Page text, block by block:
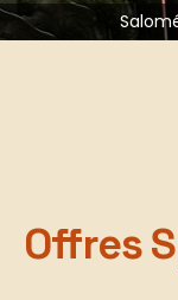
Offres